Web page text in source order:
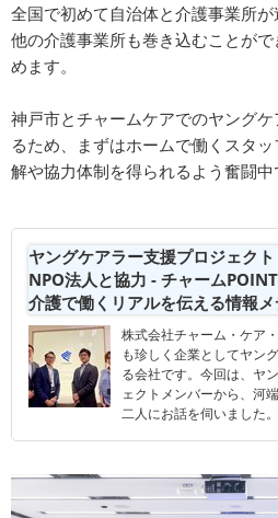
全国で初めて自治体と介護事業所が
他の介護事業所も巻き込むことが
めます。
神戸市とチャームケアでのヤング
るため、まずはホームで働くスタ
解や協力体制を得られるよう奮闘中
ヤングケアラー支援プロジェク
NPO法人と協力 - チャーム
介護で働くリアルを伝える情報
株式会社チャーム・ケア
も珍しく企業としてヤン
る会社です。今回は、ヤ
ェクトメンバーから、河
二人にお話を伺いました